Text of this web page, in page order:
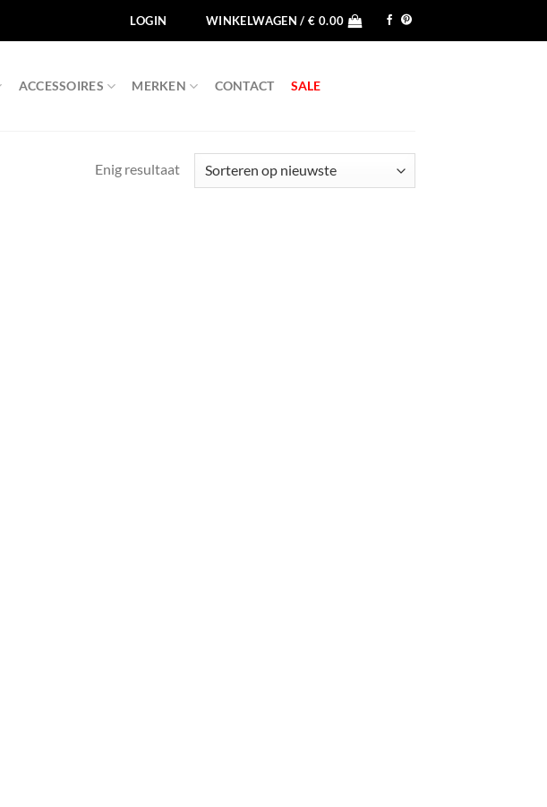
LOGIN WINKELWAGEN /€ 0.00
ACCESSOIRES MERKEN CONTACT SALE
Enig resultaat